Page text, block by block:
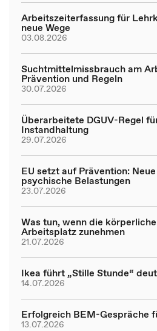
Arbeitszeiterfassung für
neue Wege
03.08.2026
Suchtmittelmissbrauch am
Prävention und Regeln
30.07.2026
Überarbeitete DGUV-Regel
Instandhaltung
29.07.2026
EU setzt auf Prävention:
psychische Belastungen
23.07.2026
Was tun, wenn die
Arbeitsplatz zunehmen
21.07.2026
Ikea führt „Stille Stunde“
14.07.2026
Erfolgreich BEM-Gespräche
13.07.2026